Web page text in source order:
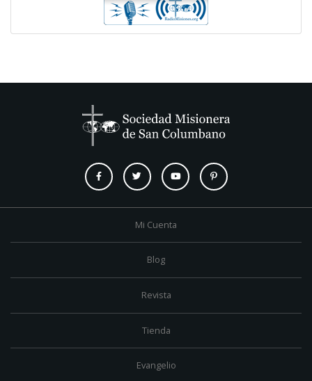
Mi Cuenta
Blog
Revista
Tienda
Evangelio